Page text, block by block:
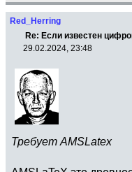
Red_Herring
Re: Если известен
29.02.2024, 23:48
Требует AMSLatex